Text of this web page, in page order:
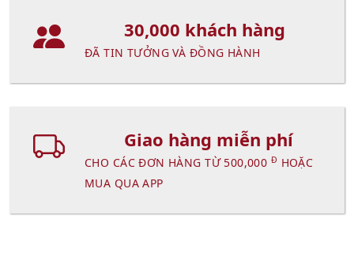
30,000 khách hàng
ĐÃ TIN TƯỞNG VÀ ĐỒNG HÀNH
Giao hàng miễn phí
CHO CÁC ĐƠN HÀNG TỪ 500,000 Đ HOẶC
MUA QUA APP